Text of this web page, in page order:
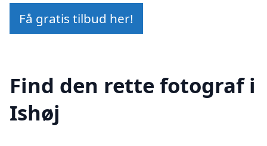
Få gratis tilbud her!
Find den rette fotograf i
Ishøj